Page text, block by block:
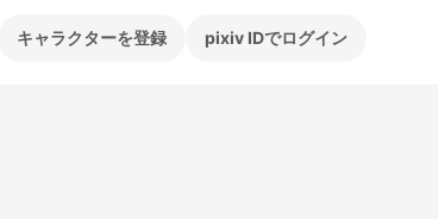
キャラクターを登録 pixiv IDでログイン